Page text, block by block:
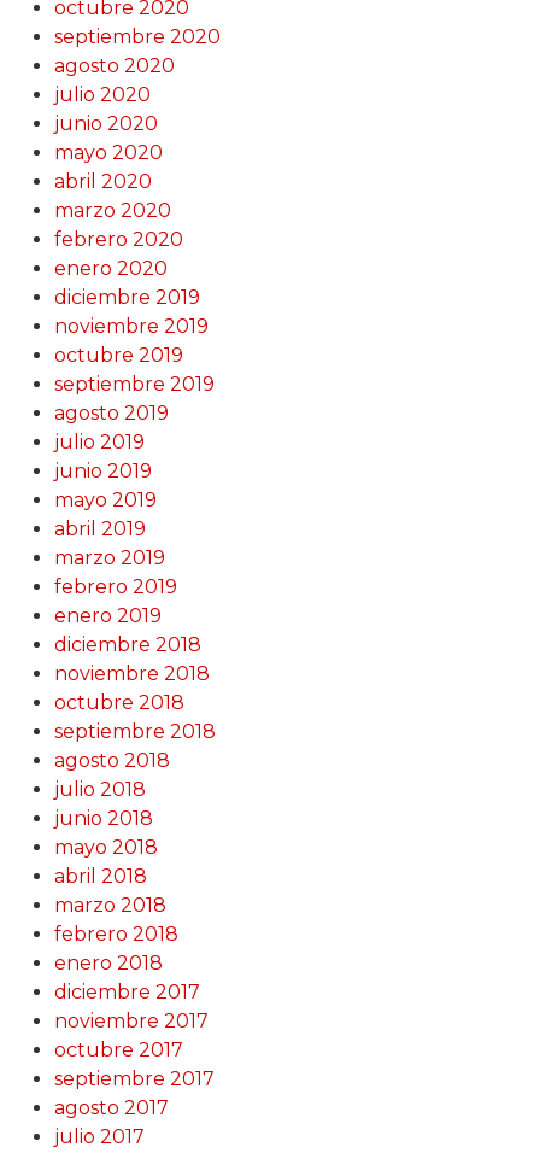
octubre 2020
septiembre 2020
agosto 2020
julio 2020
junio 2020
mayo 2020
abril 2020
marzo 2020
febrero 2020
enero 2020
diciembre 2019
noviembre 2019
octubre 2019
septiembre 2019
agosto 2019
julio 2019
junio 2019
mayo 2019
abril 2019
marzo 2019
febrero 2019
enero 2019
diciembre 2018
noviembre 2018
octubre 2018
septiembre 2018
agosto 2018
julio 2018
junio 2018
mayo 2018
abril 2018
marzo 2018
febrero 2018
enero 2018
diciembre 2017
noviembre 2017
octubre 2017
septiembre 2017
agosto 2017
julio 2017